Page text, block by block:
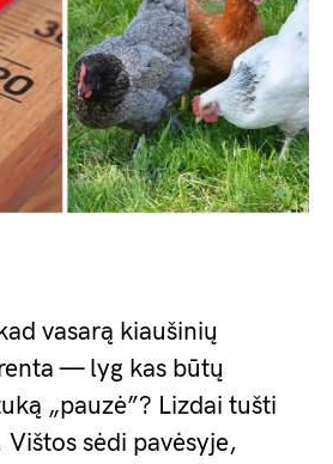
vasarą kiaušinių
— lyg kas būtų
„pauzė”? Lizdai tušti
sėdi pavėsyje,